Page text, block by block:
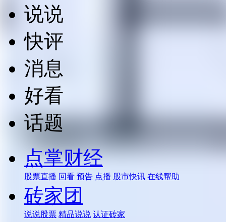
说说
快评
消息
好看
话题
点掌财经
股票直播 回看 预告 点播 股市快讯 在线帮助
砖家团
说说股票 精品说说 认证砖家